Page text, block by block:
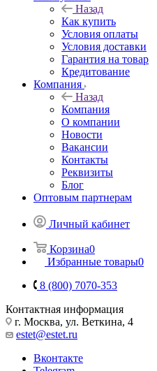
Назад
Как купить
Условия оплаты
Условия доставки
Гарантия на товар
Кредитование
Компания
Назад
Компания
О компании
Новости
Вакансии
Контакты
Реквизиты
Блог
Оптовым партнерам
Личный кабинет
Корзина0
Избранные товары0
8 (800) 7070-353
Контактная информация
г. Москва, ул. Веткина, 4
estet@estet.ru
Вконтакте